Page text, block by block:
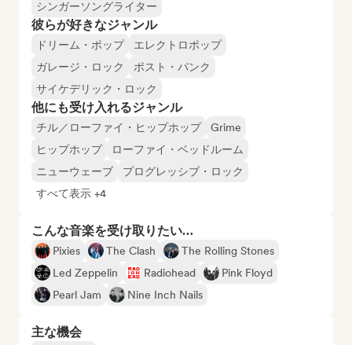
シンガーソングライター
彼らが好きなジャンル
ドリーム・ポップ
エレクトロポップ
ガレージ・ロック
ポスト・パンク
サイケデリック・ロック
他にも受け入れるジャンル
チル／ローファイ・ヒップホップ
Grime
ヒップホップ
ローファイ・ベッドルーム
ニューウェーブ
プログレッシブ・ロック
すべて表示 +4
こんな音楽を受け取りたい…
Pixies The Clash
The Rolling Stones
Led Zeppelin
Radiohead
Pink Floyd
Pearl Jam
Nine Inch Nails
主な機会